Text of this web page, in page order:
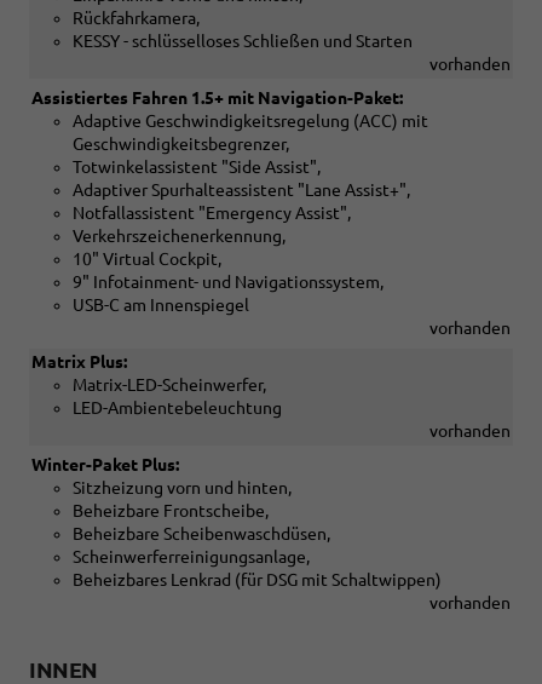
Rückfahrkamera,
KESSY - schlüsselloses Schließen und Starten
vorhanden
Assistiertes Fahren 1.5+ mit Navigation-Paket:
Adaptive Geschwindigkeitsregelung (ACC) mit
Geschwindigkeitsbegrenzer,
Totwinkelassistent "Side Assist",
Adaptiver Spurhalteassistent "Lane Assist+",
Notfallassistent "Emergency Assist",
Verkehrszeichenerkennung,
10" Virtual Cockpit,
9" Infotainment- und Navigationssystem,
USB-C am Innenspiegel
vorhanden
Matrix Plus:
Matrix-LED-Scheinwerfer,
LED-Ambientebeleuchtung
vorhanden
Winter-Paket Plus:
Sitzheizung vorn und hinten,
Beheizbare Frontscheibe,
Beheizbare Scheibenwaschdüsen,
Scheinwerferreinigungsanlage,
Beheizbares Lenkrad (für DSG mit Schaltwippen)
vorhanden
INNEN